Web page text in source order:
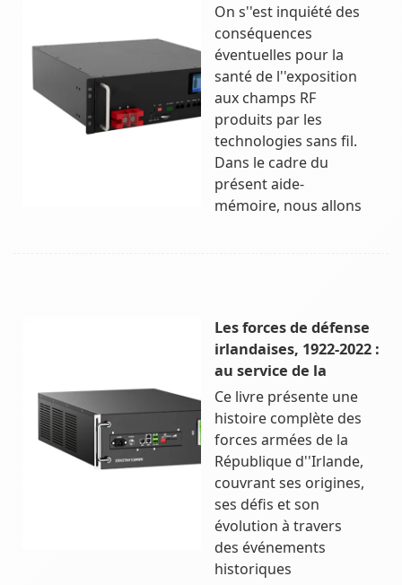
On s''est inquiété des
conséquences
éventuelles pour la
santé de l''exposition
aux champs RF
produits par les
technologies sans fil.
Dans le cadre du
présent aide-
mémoire, nous allons
Les forces de défense
irlandaises, 1922-2022 :
au service de la
Ce livre présente une
histoire complète des
forces armées de la
République d''Irlande,
couvrant ses origines,
ses défis et son
évolution à travers
des événements
historiques